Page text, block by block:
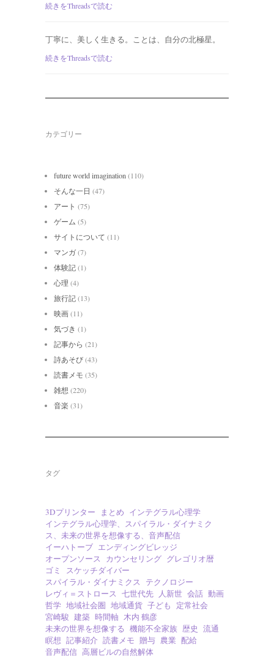
続きをThreadsで読む
丁寧に、美しく生きる。ことは、自分の北極星。
続きをThreadsで読む
カテゴリー
future world imagination(110)
そんな一日 (47)
アート (75)
ゲーム (5)
サイトについて (11)
マンガ(7)
体験記(1)
心理 (4)
旅行記(13)
映画(11)
気づき (1)
記事から (21)
詩あそび(43)
読書メモ (35)
雑想 (220)
音楽 (31)
タグ
3Dプリンター まとめ インテグラル心理学
インテグラル心理学、スパイラル・ダイナミク
ス、未来の世界を想像する、音声配信
イーハトーブ エンディングビレッジ
オープンソース
カウンセリング グレゴリオ暦
ゴミ
スケッチダイバー
スパイラル・ダイナミクス
テクノロジー
レヴィ＝ストロース 七世代先 人新世 会話 動画
哲学 地域社会圏 地域通貨 子ども
定常社会
宮崎駿 建築 時間軸 木内 鶴彦
未来の世界を想像する 機能不全家族 歴史 流通
瞑想 記事紹介 読書メモ 贈与 農業 配給
音声配信 高層ビルの自然解体